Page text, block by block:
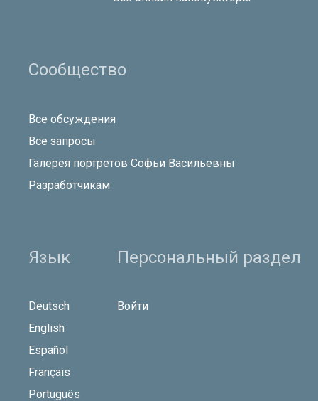
Сообщество
Все обсуждения
Все запросы
Галерея портретов Софьи Васильевны
Разработчикам
Язык
Deutsch
English
Español
Français
Português
Персональный раздел
Войти